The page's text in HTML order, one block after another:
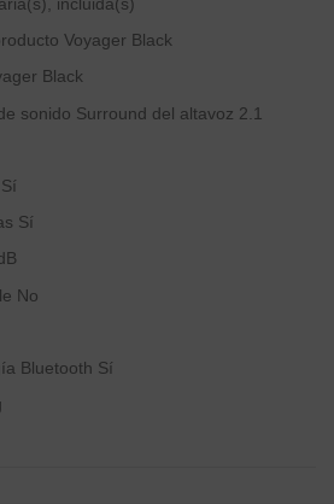
‎Voyager Black
Black
sonido Surround del altavoz ‎2.1
‎Sí
‎Sí
‎No
Bluetooth ‎Sí